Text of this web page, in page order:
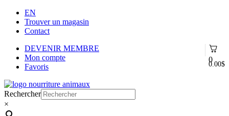
EN
Trouver un magasin
Contact
0
0.00$
DEVENIR MEMBRE
Mon compte
Favoris
Aller
à
la
navigation
Aller
au
contenu
Rechercher
×